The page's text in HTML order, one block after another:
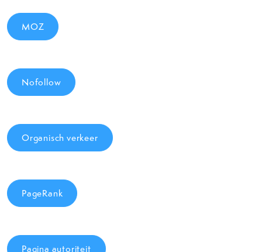
MOZ
Nofollow
Organisch verkeer
PageRank
Pagina autoriteit